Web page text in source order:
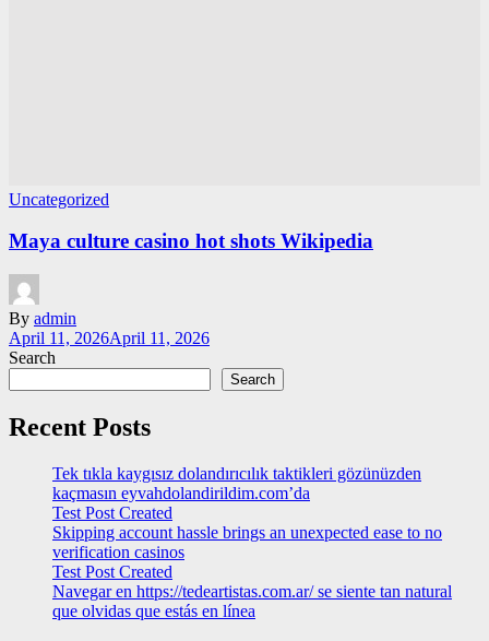
Uncategorized
Maya culture casino hot shots Wikipedia
By admin
April 11, 2026April 11, 2026
Search
Search
Recent Posts
Tek tıkla kaygısız dolandırıcılık taktikleri gözünüzden
kaçmasın eyvahdolandirildim.com’da
Test Post Created
Skipping account hassle brings an unexpected ease to no
verification casinos
Test Post Created
Navegar en https://tedeartistas.com.ar/ se siente tan natural
que olvidas que estás en línea